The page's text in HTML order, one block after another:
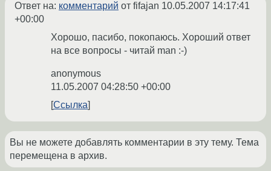
Ответ на: комментарий от fifajan 10.05.2007 14:17:41
+00:00
Хорошо, пасибо, покопаюсь. Хороший ответ
на все вопросы - читай man :-)
anonymous
11.05.2007 04:28:50 +00:00
Ссылка
Вы не можете добавлять комментарии в эту тему. Тема
перемещена в архив.